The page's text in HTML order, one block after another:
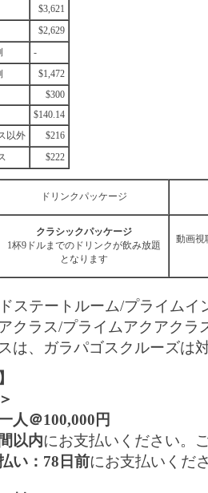
$3,621
$2,629
-
$1,472
$300
$140.14
以外
$216
$222
ドリンクパッケージ
クラシックパッケージ
1杯9ドルまでのドリンクが飲み放題
となります
動画視
ステートルーム/プライム
クラス/プライムアクアクラ
は、ガラパゴスクルーズは
人＠100,000円
以内にお支払いください。
い：78日前にお支払いくだ